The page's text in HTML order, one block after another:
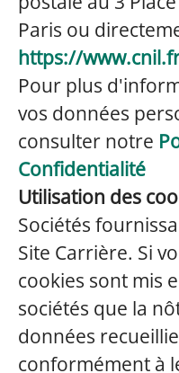
Paris ou
https://
Pour plus
vos données
consulter notre
Confidentialité
Utilisation des
Sociétés
Site Carrière. Si
cookies sont mis
sociétés que la
données
conformément à